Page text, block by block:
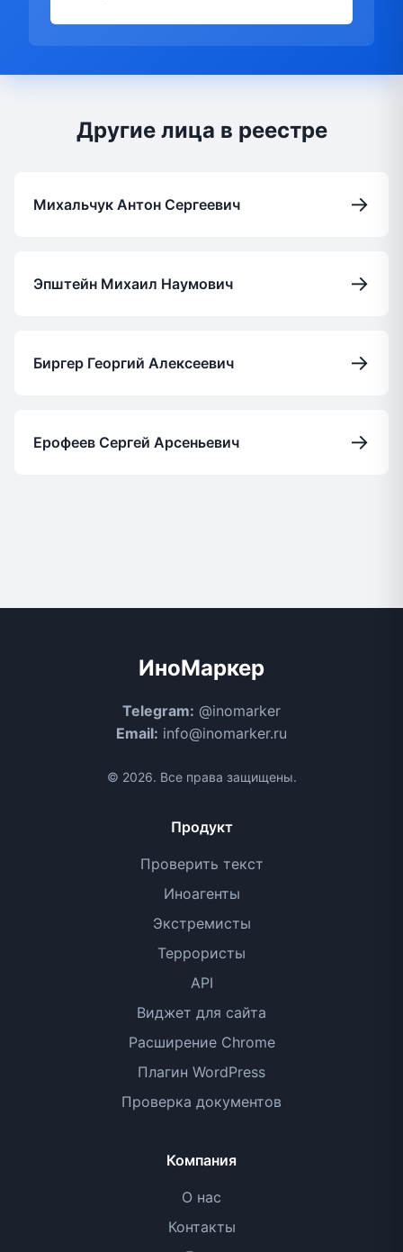
Другие лица в реестре
Михальчук Антон Сергеевич →
Эпштейн Михаил Наумович →
Биргер Георгий Алексеевич →
Ерофеев Сергей Арсеньевич →
ИноМаркер
Telegram: @inomarker
Email: info@inomarker.ru
© 2026. Все права защищены.
Продукт
Проверить текст
Иноагенты
Экстремисты
Террористы
API
Виджет для сайта
Расширение Chrome
Плагин WordPress
Проверка документов
Компания
О нас
Контакты